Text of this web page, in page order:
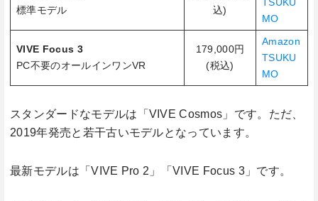
標準モデル
込)
MO
VIVE Focus 3
PC不要のオールインワンVR
179,000円
(税込)
Amazon
TSUKU
MO
スタンダードなモデルは「VIVE Cosmos」です。ただ、
2019年発売と若干古いモデルとなっています。
最新モデルは「VIVE Pro 2」「VIVE Focus 3」です。